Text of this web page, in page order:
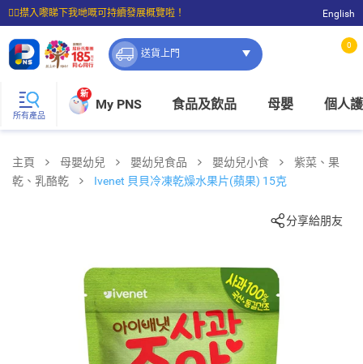
☝🏼㩒入嚟睇下我哋嘅可持續發展概覽啦！
⭐購物滿$399即享免費送貨；滿$100即可免費店取。
English
送貨上門
0
所有產品
新
My PNS 食品及飲品 母嬰 個人
主頁 母嬰幼兒 嬰幼兒食品 嬰幼兒小食
紫菜、果
乾、乳酪乾
Ivenet 貝貝冷凍乾燥水果片(蘋果) 15克
分享給朋友